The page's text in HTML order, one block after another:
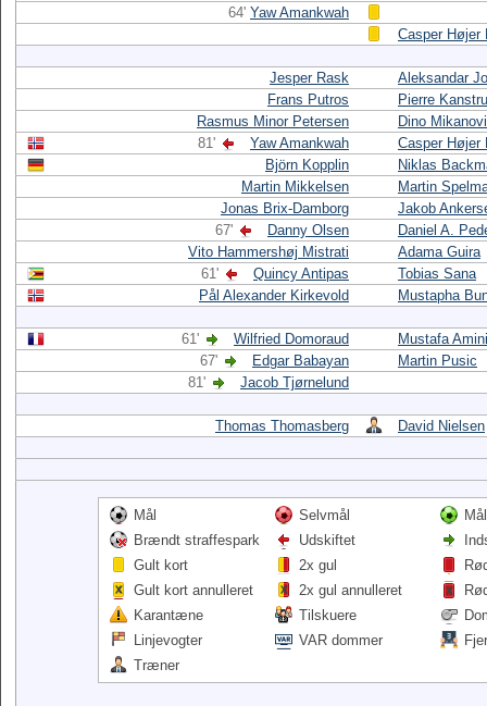
64' Yaw Amankwah
Casper Højer
Jesper Rask
Aleksandar
Frans Putros
Pierre
Rasmus Minor Petersen
Dino
81'
Yaw Amankwah
Casper Højer
Björn Kopplin
Niklas
Martin Mikkelsen
Martin
Jonas Brix-Damborg
Jakob
67'
Danny Olsen
Daniel A.
Vito Hammershøj Mistrati
Adama Guira
61'
Quincy Antipas
Tobias Sana
Pål Alexander Kirkevold
Mustapha
61' Wilfried Domoraud
Mustafa Amini
67'
Edgar Babayan
Martin Pusic
81'
Jacob Tjørnelund
Thomas Thomasberg David Nielsen
Mål Selvmål
Brændt straffespark
Udskiftet
Gult kort
2x gul
Gult kort annulleret
2x gul annulleret
Karantæne
Tilskuere
Linjevogter
VAR dommer
Træner